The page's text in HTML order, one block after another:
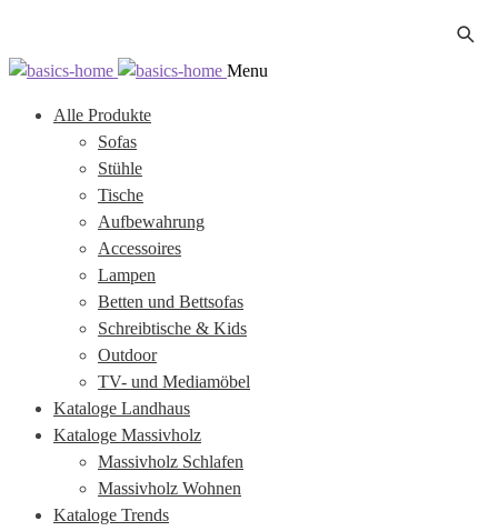
Zur
springen
Zum
springen
Menu
Alle Produkte
Sofas
Stühle
Tische
Aufbewahrung
Accessoires
Lampen
Betten und Bettsofas
Schreibtische & Kids
Outdoor
TV- und Mediamöbel
Kataloge Landhaus
Kataloge Massivholz
Massivholz Schlafen
Massivholz Wohnen
Kataloge Trends